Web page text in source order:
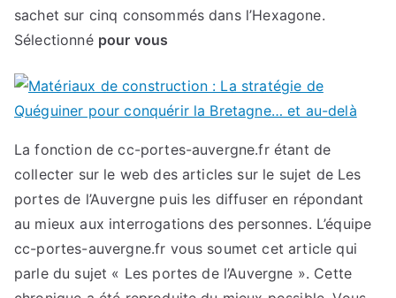
sachet sur cinq consommés dans l’Hexagone.
Sélectionné pour vous
La fonction de cc-portes-auvergne.fr étant de
collecter sur le web des articles sur le sujet de Les
portes de l’Auvergne puis les diffuser en répondant
au mieux aux interrogations des personnes. L’équipe
cc-portes-auvergne.fr vous soumet cet article qui
parle du sujet « Les portes de l’Auvergne ». Cette